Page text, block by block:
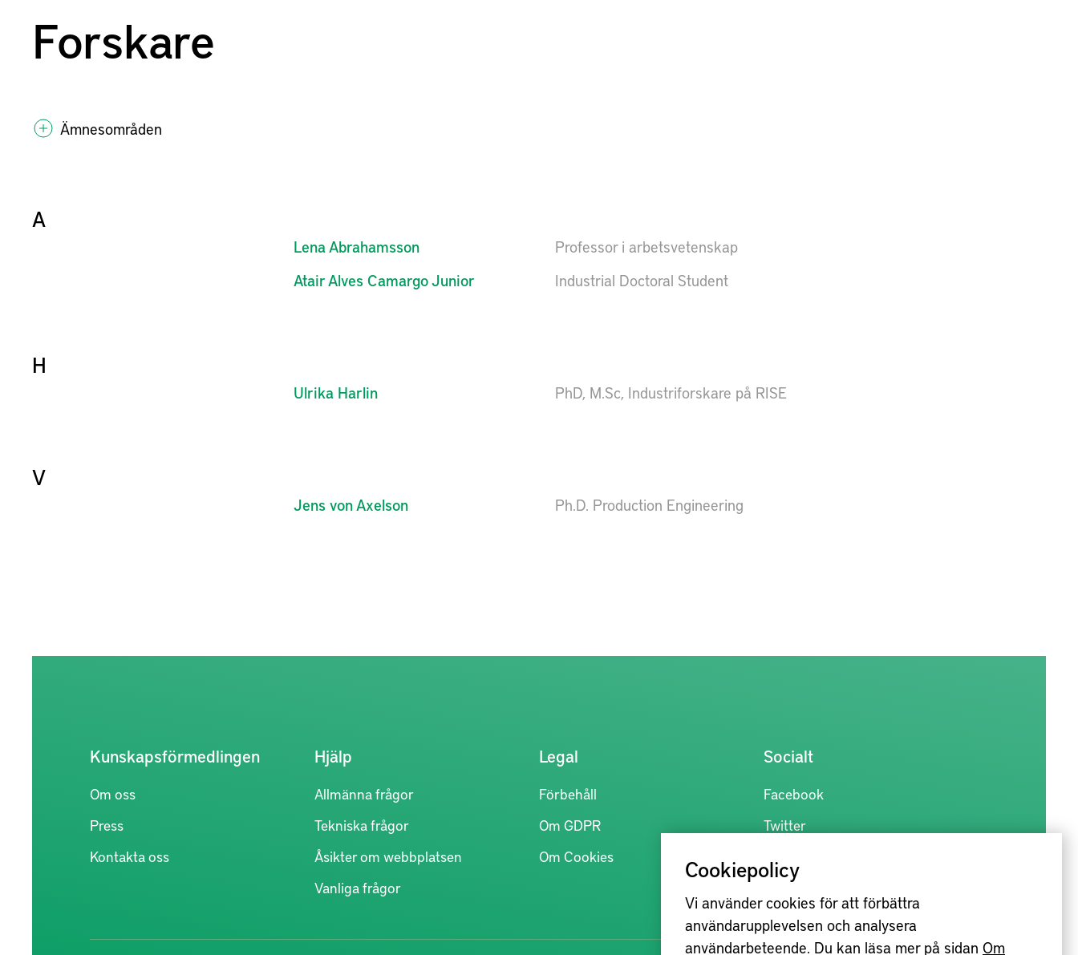
Forskare
Ämnesområden
A
LenaAbrahamsson
Professor i arbetsvetenskap
AtairAlves Camargo Junior Industrial Doctoral Student
H
Ulrika Harlin PhD, M.Sc, Industriforskare på RISE
V
Jens von Axelson Ph.D. Production Engineering
Cookiepolicy
Vi använder cookies för att förbättra
användarupplevelsen och analysera
användarbeteende. Du kan läsa mer på sidan Om
Kunskapsförmedlingen
Om oss
Press
Kontakta oss
Hjälp
Allmänna frågor
Tekniska frågor
Åsikter om webbplatsen
Vanliga frågor
Legal
Förbehåll
Om GDPR
Om Cookies
Socialt
Facebook
Twitter